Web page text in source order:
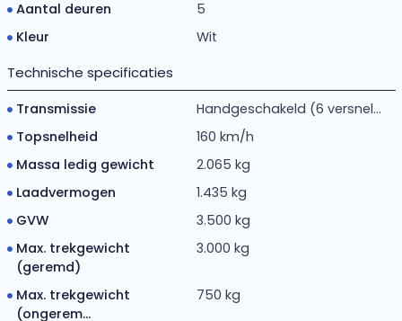
Aantal deuren
5
Kleur
Wit
Technische specificaties
Transmissie
Handgeschakeld (6 versnel...
Topsnelheid
160 km/h
Massa ledig gewicht
2.065 kg
Laadvermogen
1.435 kg
GVW
3.500 kg
Max. trekgewicht
(geremd)
3.000 kg
Max. trekgewicht
(ongerem...
750 kg